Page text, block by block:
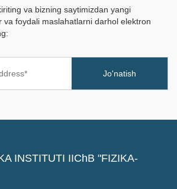
va bizning saytimizdan yangi
va foydali maslahatlarni darhol elektron
INSTITUTI IIChB "FIZIKA-